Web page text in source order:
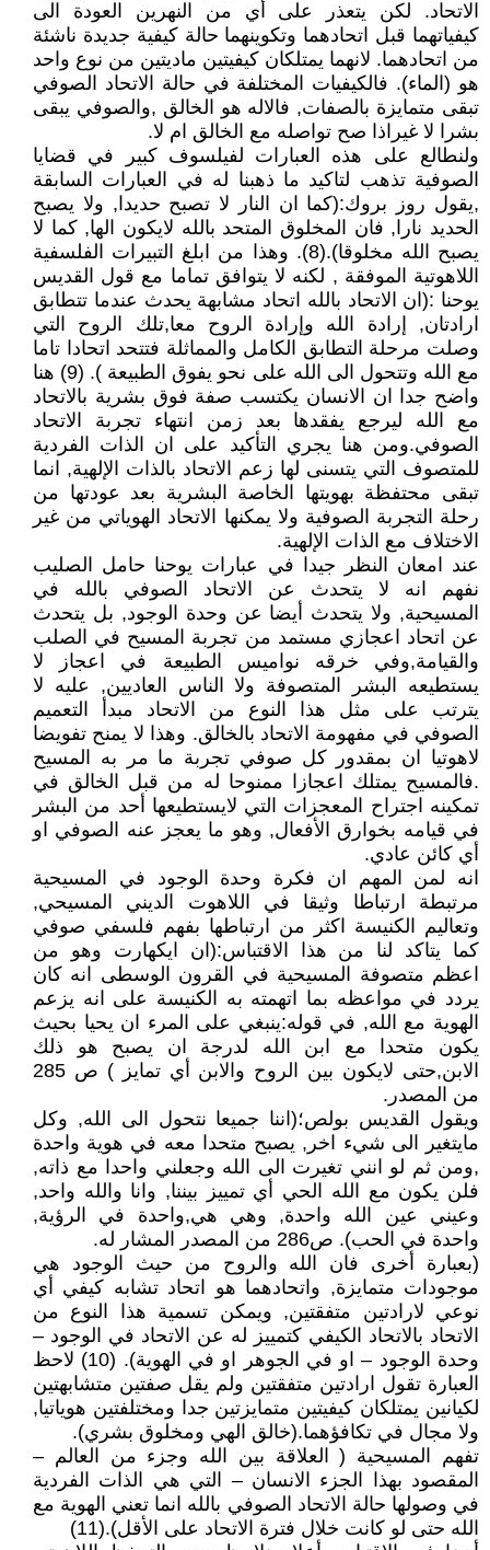
الاتحاد. لكن يتعذر على أي من النهرين العودة الى
كيفياتهما قبل اتحادهما وتكوينهما حالة كيفية جديدة ناشئة
من اتحادهما. لانهما يمتلكان كيفيتين ماديتين من نوع واحد
هو (الماء). فالكيفيات المختلفة في حالة الاتحاد الصوفي
تبقى متمايزة بالصفات, فالاله هو الخالق ,والصوفي يبقى
بشرا لا غيراذا صح تواصله مع الخالق ام لا.
ولنطالع على هذه العبارات لفيلسوف كبير في قضايا
الصوفية تذهب لتاكيد ما ذهبنا له في العبارات السابقة
,يقول روز بروك:(كما ان النار لا تصبح حديدا, ولا يصبح
الحديد نارا, فان المخلوق المتحد بالله لايكون الها, كما لا
يصبح الله مخلوقا).(8). وهذا من ابلغ التبيرات الفلسفية
اللاهوتية الموفقة , لكنه لا يتوافق تماما مع قول القديس
يوحنا :(ان الاتحاد بالله اتحاد مشابهة يحدث عندما تتطابق
ارادتان, إرادة الله وإرادة الروح معا,تلك الروح التي
وصلت مرحلة التطابق الكامل والمماثلة فتتحد اتحادا تاما
مع الله وتتحول الى الله على نحو يفوق الطبيعة ). (9) هنا
واضح جدا ان الانسان يكتسب صفة فوق بشرية بالاتحاد
مع الله ليرجع يفقدها بعد زمن انتهاء تجربة الاتحاد
الصوفي.ومن هنا يجري التأكيد على ان الذات الفردية
للمتصوف التي يتسنى لها زعم الاتحاد بالذات الإلهية, انما
تبقى محتفظة بهويتها الخاصة البشرية بعد عودتها من
رحلة التجربة الصوفية ولا يمكنها الاتحاد الهوياتي من غير
الاختلاف مع الذات الإلهية.
عند امعان النظر جيدا في عبارات يوحنا حامل الصليب
نفهم انه لا يتحدث عن الاتحاد الصوفي بالله في
المسيحية, ولا يتحدث أيضا عن وحدة الوجود, بل يتحدث
عن اتحاد اعجازي مستمد من تجربة المسيح في الصلب
والقيامة,وفي خرقه نواميس الطبيعة في اعجاز لا
يستطيعه البشر المتصوفة ولا الناس العاديين, عليه لا
يترتب على مثل هذا النوع من الاتحاد مبدأ التعميم
الصوفي في مفهومة الاتحاد بالخالق. وهذا لا يمنح تفويضا
لاهوتيا ان بمقدور كل صوفي تجربة ما مر به المسيح
.فالمسيح يمتلك اعجازا ممنوحا له من قبل الخالق في
تمكينه اجتراح المعجزات التي لايستطيعها أحد من البشر
في قيامه بخوارق الأفعال, وهو ما يعجز عنه الصوفي او
أي كائن عادي.
انه لمن المهم ان فكرة وحدة الوجود في المسيحية
مرتبطة ارتباطا وثيقا في اللاهوت الديني المسيحي,
وتعاليم الكنيسة اكثر من ارتباطها بفهم فلسفي صوفي
كما يتاكد لنا من هذا الاقتباس:(ان ايكهارت وهو من
اعظم متصوفة المسيحية في القرون الوسطى انه كان
يردد في مواعظه بما اتهمته به الكنيسة على انه يزعم
الهوية مع الله, في قوله:ينبغي على المرء ان يحيا بحيث
يكون متحدا مع ابن الله لدرجة ان يصبح هو ذلك
الابن,حتى لايكون بين الروح والابن أي تمايز ) ص 285
من المصدر.
ويقول القديس بولص؛(اننا جميعا نتحول الى الله, وكل
مايتغير الى شيء اخر, يصبح متحدا معه في هوية واحدة
,ومن ثم لو انني تغيرت الى الله وجعلني واحدا مع ذاته,
فلن يكون مع الله الحي أي تمييز بيننا, وانا والله واحد,
وعيني عين الله واحدة, وهي هي,واحدة في الرؤية,
واحدة في الحب). ص286 من المصدر المشار له.
(بعبارة أخرى فان الله والروح من حيث الوجود هي
موجودات متمايزة, واتحادهما هو اتحاد تشابه كيفي أي
نوعي لارادتين متفقتين, ويمكن تسمية هذا النوع من
الاتحاد بالاتحاد الكيفي كتمييز له عن الاتحاد في الوجود –
وحدة الوجود – او في الجوهر او في الهوية). (10) لاحظ
العبارة تقول ارادتين متفقتين ولم يقل صفتين متشابهتين
لكيانين يمتلكان كيفيتين متمايزتين جدا ومختلفتين هوياتيا,
ولا مجال في تكافؤهما.(خالق الهي ومخلوق بشري).
تفهم المسيحية ( العلاقة بين الله وجزء من العالم –
المقصود بهذا الجزء الانسان – التي هي الذات الفردية
في وصولها حالة الاتحاد الصوفي بالله انما تعني الهوية مع
الله حتى لو كانت خلال فترة الاتحاد على الأقل).(11)